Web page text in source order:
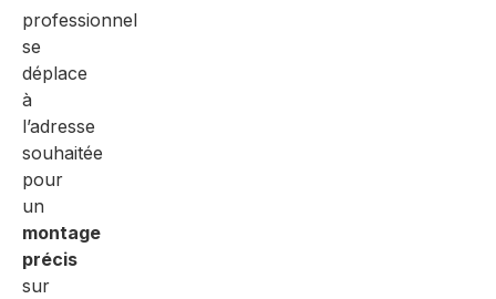
professionnel
se
déplace
à
l’adresse
souhaitée
pour
un
montage
précis
sur